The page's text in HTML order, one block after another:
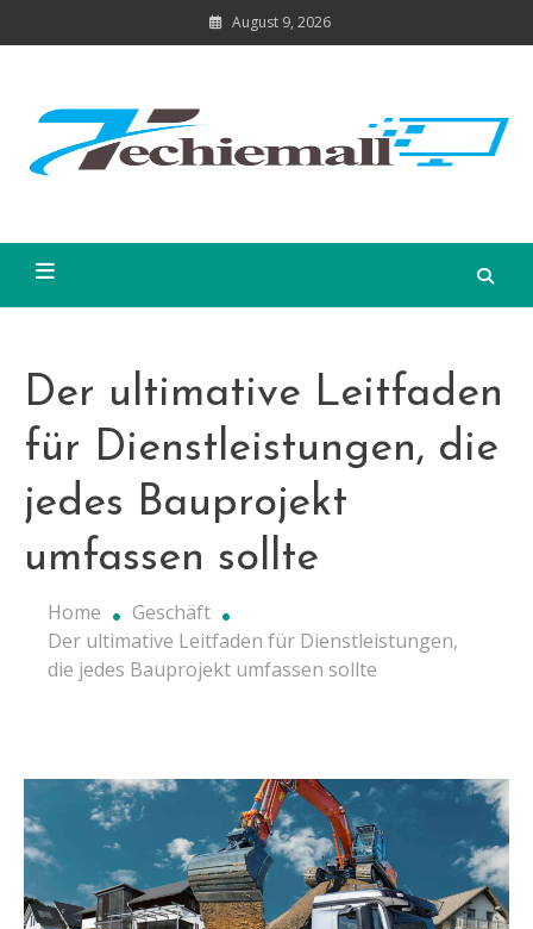
to
August 9, 2026
Der ultimative Leitfaden
für Dienstleistungen, die
jedes Bauprojekt
umfassen sollte
Home
Geschäft
Der ultimative Leitfaden für Dienstleistungen,
die jedes Bauprojekt umfassen sollte